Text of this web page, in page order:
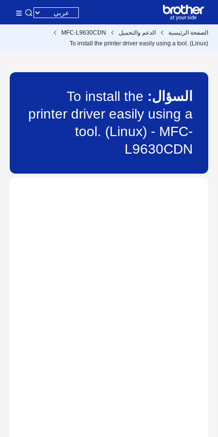
الصفحة الرئيسية الدعم والتحميل
MFC-L9630CDN
To install the printer driver easily using a tool. (Linux)
السؤال:
To install the
printer driver easily using a
tool. (Linux) - MFC-
L9630CDN